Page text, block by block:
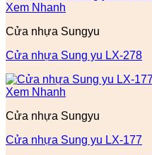
Xem Nhanh
Cửa nhựa Sungyu
Cửa nhựa Sung yu LX-278
Xem Nhanh
Cửa nhựa Sungyu
Cửa nhựa Sung yu LX-177